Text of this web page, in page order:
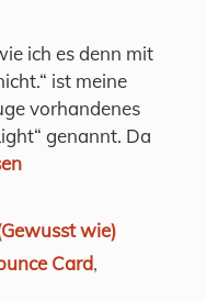
ich es denn mit
ist meine
vorhandenes
genannt. Da
wie)
Card,